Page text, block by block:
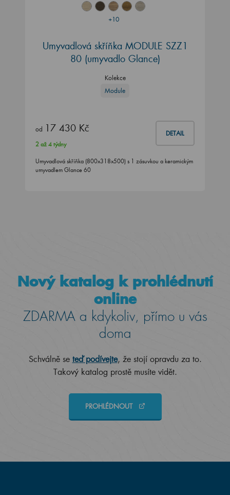
+10
Umyvadlová skříňka MODULE SZZ1
80 (umyvadlo Glance)
Kolekce
Module
od 17 430 Kč DETAIL
2 až 4 týdny
Umyvadlová skříňka (800x318x500) s 1 zásuvkou a keramickým
umyvadlem Glance 60
Nový katalog k prohlédnutí
online
ZDARMA a kdykoliv, přímo u vás
doma
Schválně se teď podívejte, že stojí opravdu za to.
Takový katalog prostě musíte vidět.
PROHLÉDNOUT